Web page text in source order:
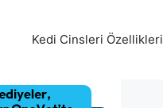
Kedi Cinsleri Özellikleri